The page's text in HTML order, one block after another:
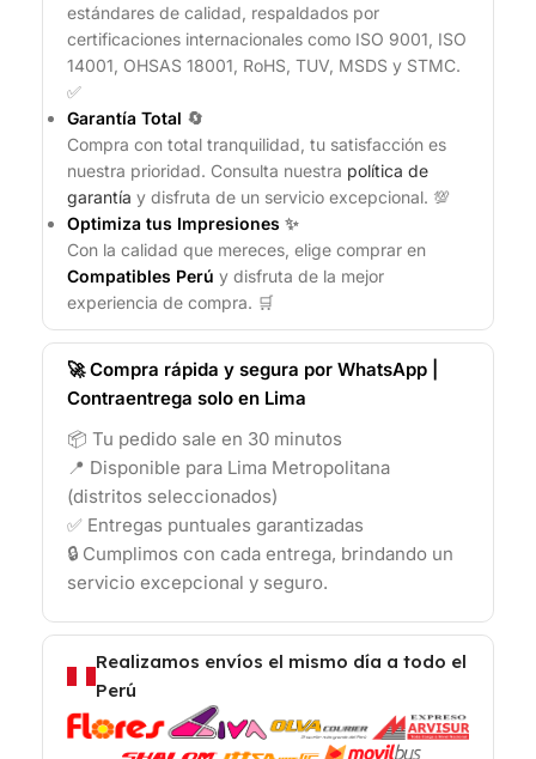
estándares de calidad, respaldados por
certificaciones internacionales como ISO 9001, ISO
14001, OHSAS 18001, RoHS, TUV, MSDS y STMC.
✅
Garantía Total 🔄
Compra con total tranquilidad, tu satisfacción es
nuestra prioridad. Consulta nuestra política de
garantía y disfruta de un servicio excepcional. 💯
Optimiza tus Impresiones ✨
Con la calidad que mereces, elige comprar en
Compatibles Perú y disfruta de la mejor
experiencia de compra. 🛒
🚀 Compra rápida y segura por WhatsApp |
Contraentrega solo en Lima
📦 Tu pedido sale en 30 minutos
📍 Disponible para Lima Metropolitana
(distritos seleccionados)
✅ Entregas puntuales garantizadas
🔒 Cumplimos con cada entrega, brindando un
servicio excepcional y seguro.
Realizamos envíos el mismo día a todo el
Perú